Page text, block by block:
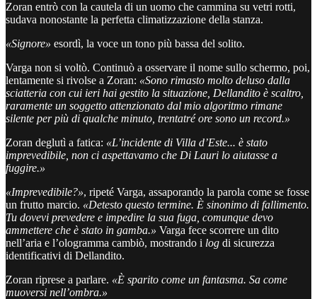
Zoran entrò con la cautela di un uomo che cammina su vetri rotti,
sudava nonostante la perfetta climatizzazione della stanza.
«Signore» esordì, la voce un tono più bassa del solito.
Varga non si voltò. Continuò a osservare il nome sullo schermo, poi,
lentamente si rivolse a Zoran: «Sono rimasto molto deluso dalla
sciatteria con cui ieri hai gestito la situazione, Dellandito è scaltro,
raramente un soggetto attenzionato dal mio algoritmo rimane
silente per più di qualche minuto, trentatré ore sono un record.»
Zoran deglutì a fatica: «L’incidente di Villa d’Este... è stato
imprevedibile, non ci aspettavamo che Di Lauri lo aiutasse a
fuggire.»
«Imprevedibile?», ripeté Varga, assaporando la parola come se fosse
un frutto marcio. «Detesto questo termine. È sinonimo di fallimento.
Tu dovevi prevedere e impedire la sua fuga, comunque devo
ammettere che è stato in gamba.» Varga fece scorrere un dito
nell’aria e l’ologramma cambiò, mostrando i log di sicurezza
identificativi di Dellandito.
Zoran riprese a parlare. «È sparito come un fantasma. Sa come
muoversi nell’ombra.»